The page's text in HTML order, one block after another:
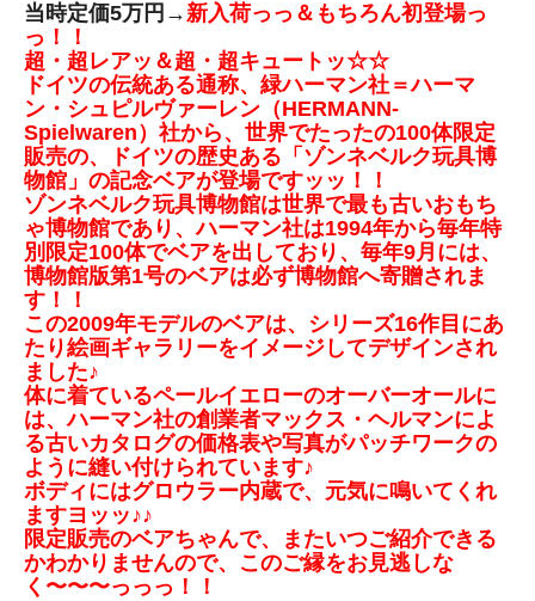
当時定価5万円→新入荷っっ＆もちろん初登場っ
っ！！
超・超レアッ＆超・超キュートッ☆☆
ドイツの伝統ある通称、緑ハーマン社＝ハーマ
ン・シュピルヴァーレン（HERMANN-
Spielwaren）社から、世界でたったの100体限定
販売の、ドイツの歴史ある「ゾンネベルク玩具博
物館」の記念ベアが登場ですッッ！！
ゾンネベルク玩具博物館は世界で最も古いおもち
ゃ博物館であり、ハーマン社は1994年から毎年特
別限定100体でベアを出しており、毎年9月には、
博物館版第1号のベアは必ず博物館へ寄贈されま
す！！
この2009年モデルのベアは、シリーズ16作目にあ
たり絵画ギャラリーをイメージしてデザインされ
ました♪
体に着ているペールイエローのオーバーオールに
は、ハーマン社の創業者マックス・ヘルマンによ
る古いカタログの価格表や写真がパッチワークの
ように縫い付けられています♪
ボディにはグロウラー内蔵で、元気に鳴いてくれ
ますヨッッ♪♪
限定販売のベアちゃんで、またいつご紹介できる
かわかりませんので、このご縁をお見逃しな
く〜〜〜っっっ！！